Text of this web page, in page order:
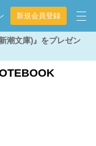
新規会員登録
潮文庫)』をプレゼン